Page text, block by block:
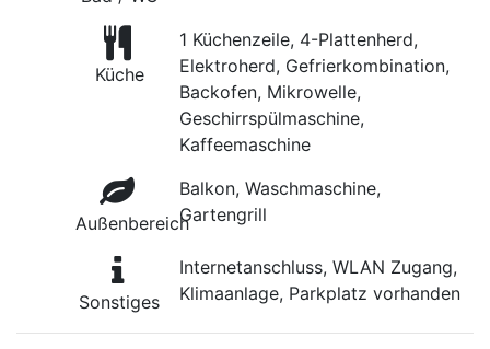
Küche
1 Küchenzeile, 4-Plattenherd,
Elektroherd, Gefrierkombination,
Backofen, Mikrowelle,
Geschirrspülmaschine,
Kaffeemaschine
Außenbereich
Balkon, Waschmaschine,
Gartengrill
Sonstiges
Internetanschluss, WLAN Zugang,
Klimaanlage, Parkplatz vorhanden